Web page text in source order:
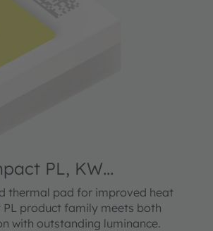
PL, KW
thermal pad for improved heat
product family meets both
with outstanding luminance.